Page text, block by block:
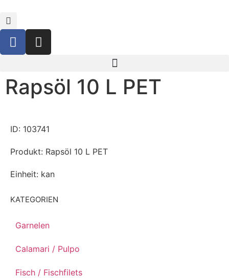
Rapsöl 10 L PET
KATEGORIEN
Garnelen
Calamari / Pulpo
Fisch / Fischfilets
ID: 103741
Produkt: Rapsöl 10 L PET
Einheit: kan